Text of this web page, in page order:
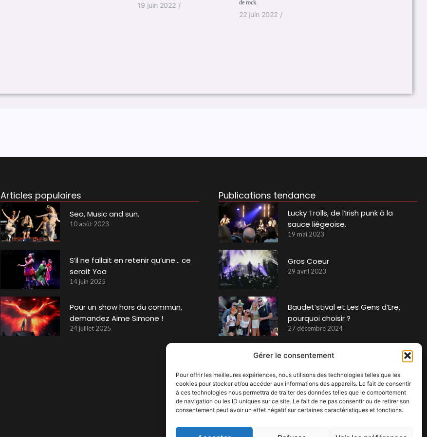
Gérer le consentement
Pour offrir les meilleures expériences, nous utilisons des technologies telles que les
cookies pour stocker et/ou accéder aux informations des appareils. Le fait de consentir
à ces technologies nous permettra de traiter des données telles que le comportement
de navigation ou les ID uniques sur ce site. Le fait de ne pas consentir ou de retirer son
consentement peut avoir un effet négatif sur certaines caractéristiques et fonctions.
19 juin 2022 /
22 juin 2022 /
Articles populaires
Sea, Music and sun.
10 août 2023
S’il ne fallait en retenir qu’une… ce
serait Yoa
14 juin 2025
Pour un show hors du commun,
demandez Aime Simone !
24 juillet 2025
Publications tendance
Lucky Trolls, de l’Irish punk à la
sauce liégeoise.
19 mai 2023
Gros Coeur
29 avril 2023
Baudet’stival et Les Gens d’Ere,
pourquoi choisir ?
27 décembre 2024
The Jackets, la preuve évidente
Switzerland n’a rien à envier à
personne !
4 octobre 2023